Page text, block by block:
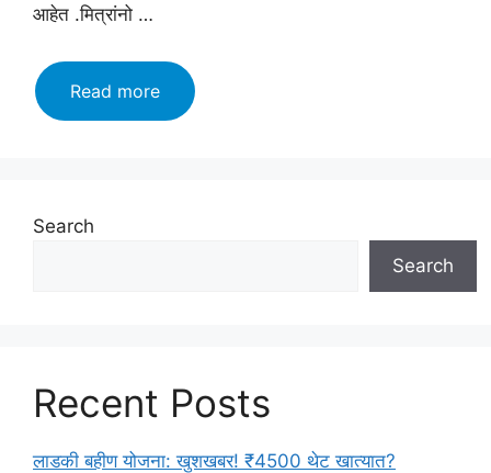
आहेत .मित्रांनो …
Read moreBMC
Requirement
आहे
Search
Search
Recent Posts
लाडकी बहीण योजना: खुशखबर! ₹4500 थेट खात्यात?